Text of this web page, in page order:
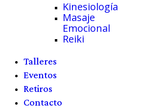
Kinesiología
Masaje
Emocional
Reiki
Talleres
Eventos
Retiros
Contacto